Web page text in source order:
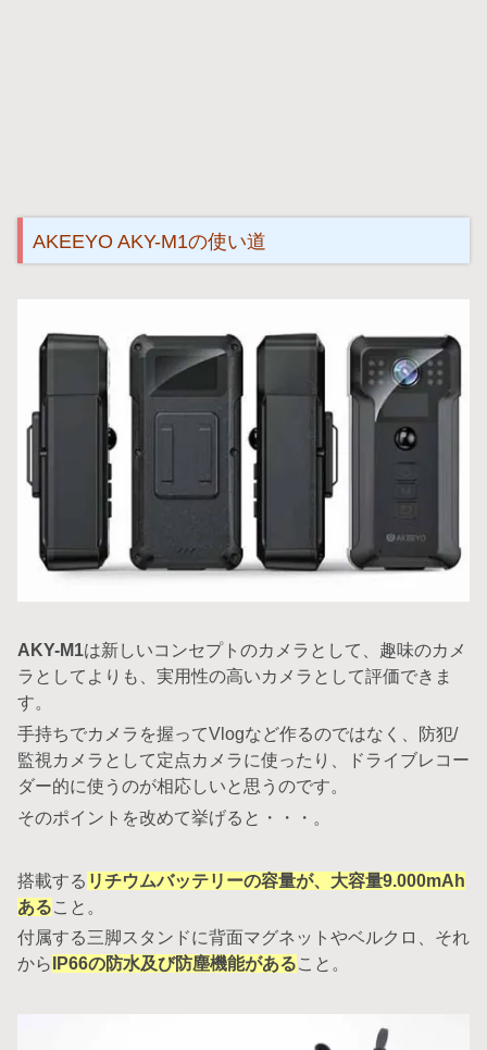
AKEEYO AKY-M1の使い道
AKY-M1は新しいコンセプトのカメラとして、趣味のカメ
ラとしてよりも、実用性の高いカメラとして評価できま
す。
手持ちでカメラを握ってVlogなど作るのではなく、防犯/
監視カメラとして定点カメラに使ったり、ドライブレコー
ダー的に使うのが相応しいと思うのです。
そのポイントを改めて挙げると・・・。
搭載する リチウムバッテリーの容量が、大容量9.000mAh
あること。
付属する三脚スタンドに背面マグネットやベルクロ、それ
から IP66の防水及び防塵機能があること。